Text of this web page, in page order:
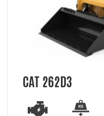
CAT 262D3